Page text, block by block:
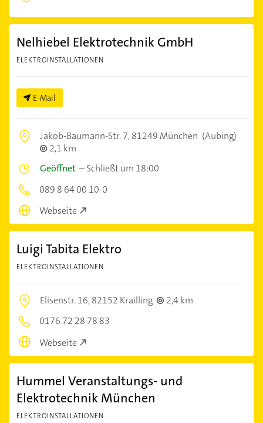
Nelhiebel Elektrotechnik GmbH
ELEKTROINSTALLATIONEN
E-Mail
Jakob-Baumann-Str. 7,81249 München (Aubing)
2,1 km
Geöffnet –Schließt um 18:00
089 8 64 00 10-0
Webseite
Luigi Tabita Elektro
ELEKTROINSTALLATIONEN
Elisenstr. 16,82152 Krailling
2,4 km
0176 72 28 78 83
Webseite
Hummel Veranstaltungs- und
Elektrotechnik München
ELEKTROINSTALLATIONEN